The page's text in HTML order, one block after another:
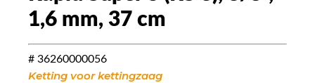
1,6 mm, 37 cm
# 36260000056
Ketting voor kettingzaag